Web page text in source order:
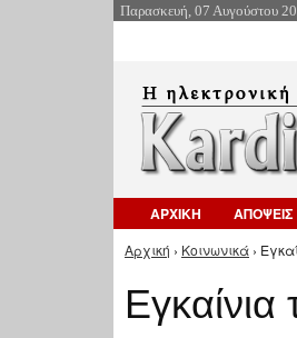
Παρασκευή, 07 Αυγούστου
ΑΡΧΙΚΗ ΑΠΟΨΕΙΣ
Είστε εδώ
Αρχική › Κοινωνικά ›